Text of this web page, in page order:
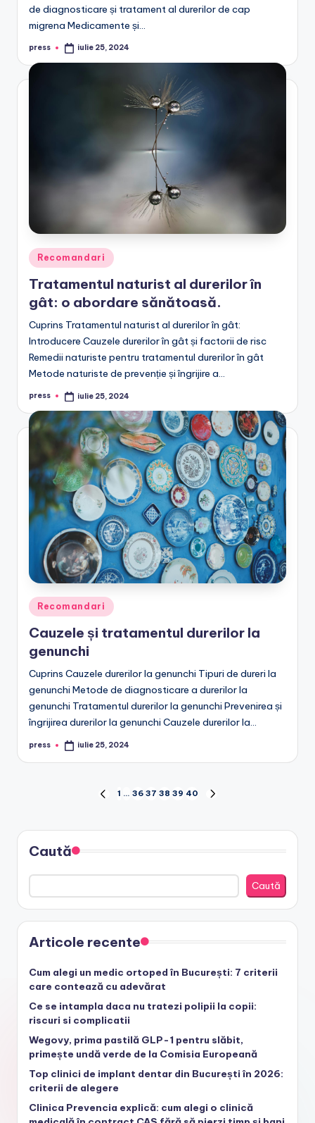
de diagnosticare și tratament al durerilor de cap
migrena Medicamente și…
Posted
press iulie 25, 2024
Posted
in
Recomandari
Tratamentul naturist al durerilor în
gât: o abordare sănătoasă.
Cuprins Tratamentul naturist al durerilor în gât:
Introducere Cauzele durerilor în gât și factorii de risc
Remedii naturiste pentru tratamentul durerilor în gât
Metode naturiste de prevenție și îngrijire a…
Posted
press iulie 25, 2024
Posted
in
Recomandari
Cauzele și tratamentul durerilor la
genunchi
Cuprins Cauzele durerilor la genunchi Tipuri de dureri la
genunchi Metode de diagnosticare a durerilor la
genunchi Tratamentul durerilor la genunchi Prevenirea și
îngrijirea durerilor la genunchi Cauzele durerilor la…
Posted
press iulie 25, 2024
Paginație
articole
PREVIOUS
1 … 36 37 38 39 40
Caută
Caută
Articole recente
Cum alegi un medic ortoped în București: 7 criterii
care contează cu adevărat
Ce se intampla daca nu tratezi polipii la copii:
riscuri si complicatii
Wegovy, prima pastilă GLP-1 pentru slăbit,
primește undă verde de la Comisia Europeană
Top clinici de implant dentar din București în 2026:
criterii de alegere
Clinica Prevencia explică: cum alegi o clinică